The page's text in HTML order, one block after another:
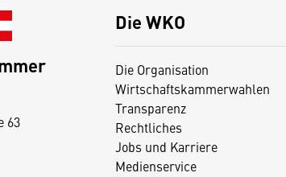
Die WKO
Die Organisation
Wirtschaftskammerwahlen
Transparenz
Rechtliches
Jobs und Karriere
Medienservice
63